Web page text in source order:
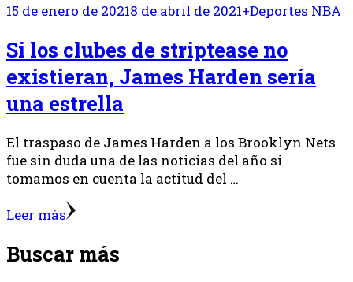
15 de enero de 20218 de abril de 2021+Deportes NBA
Si los clubes de striptease no
existieran, James Harden sería
una estrella
El traspaso de James Harden a los Brooklyn Nets
fue sin duda una de las noticias del año si
tomamos en cuenta la actitud del …
Leer más
Buscar más